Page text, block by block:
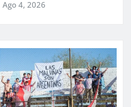
Ago 4, 2026